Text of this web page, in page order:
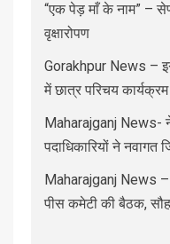
“एक पेड़ माँ के नाम” –
वृक्षारोपण
Gorakhpur News –
में छात्र परिचय
Maharajganj News-
पदाधिकारियों ने नवागत
Maharajganj News
पीस कमेटी की बैठक,